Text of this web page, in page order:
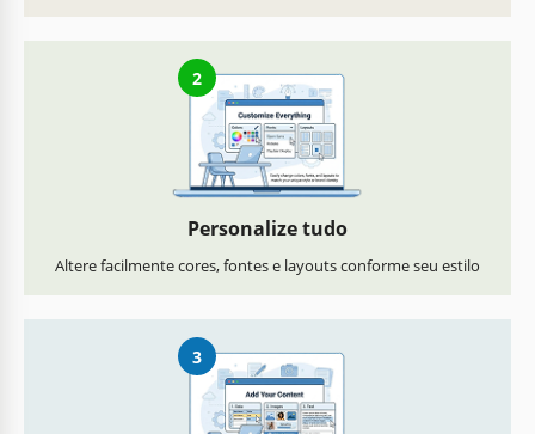
2
Personalize tudo
Altere facilmente cores, fontes e layouts conforme seu estilo
3